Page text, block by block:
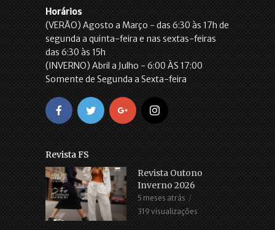
Horários
(VERÃO) Agosto a Março - das 6:30 às 17h de
segunda a quinta-feira e nas sextas-feiras
das 6:30 às 15h
(INVERNO) Abril a Julho - 6:00 ÀS 17:00
Somente de Segunda a Sexta-feira
Revista FS
Revista Outono
Inverno 2026
5 meses atrás
319 visualizações